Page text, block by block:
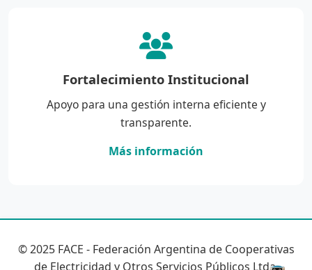
Fortalecimiento Institucional
Apoyo para una gestión interna eficiente y
transparente.
Más información
© 2025 FACE - Federación Argentina de Cooperativas
de Electricidad y Otros Servicios Públicos Ltda.